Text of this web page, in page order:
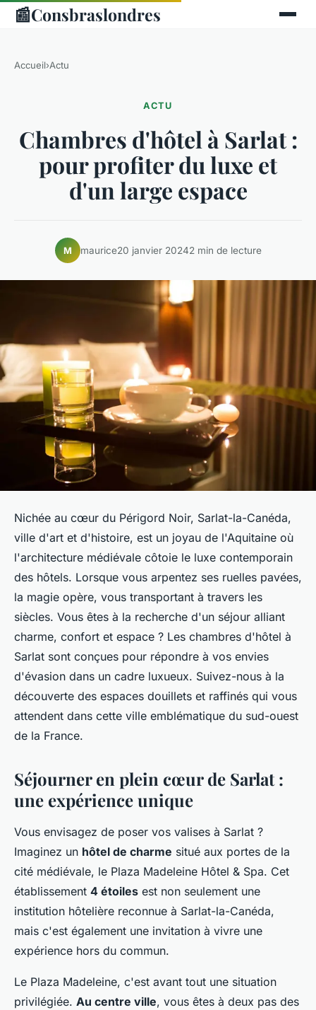
📰Consbraslondres
Accueil›Actu
ACTU
Chambres d'hôtel à Sarlat :
pour profiter du luxe et
d'un large espace
M maurice20 janvier 20242 min de lecture
Nichée au cœur du Périgord Noir, Sarlat-la-Canéda,
ville d'art et d'histoire, est un joyau de l'Aquitaine où
l'architecture médiévale côtoie le luxe contemporain
des hôtels. Lorsque vous arpentez ses ruelles pavées,
la magie opère, vous transportant à travers les
siècles. Vous êtes à la recherche d'un séjour alliant
charme, confort et espace ? Les chambres d'hôtel à
Sarlat sont conçues pour répondre à vos envies
d'évasion dans un cadre luxueux. Suivez-nous à la
découverte des espaces douillets et raffinés qui vous
attendent dans cette ville emblématique du sud-ouest
de la France.
Séjourner en plein cœur de Sarlat :
une expérience unique
Vous envisagez de poser vos valises à Sarlat ?
Imaginez un hôtel de charme situé aux portes de la
cité médiévale, le Plaza Madeleine Hôtel & Spa. Cet
établissement 4 étoiles est non seulement une
institution hôtelière reconnue à Sarlat-la-Canéda,
mais c'est également une invitation à vivre une
expérience hors du commun.
Le Plaza Madeleine, c'est avant tout une situation
privilégiée. Au centre ville, vous êtes à deux pas des